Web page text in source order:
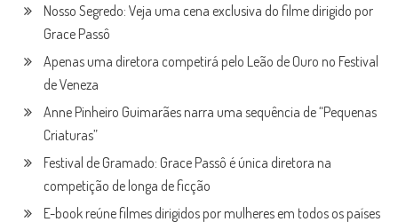
Nosso Segredo: Veja uma cena exclusiva do filme dirigido por
Grace Passô
Apenas uma diretora competirá pelo Leão de Ouro no Festival
de Veneza
Anne Pinheiro Guimarães narra uma sequência de “Pequenas
Criaturas”
Festival de Gramado: Grace Passô é única diretora na
competição de longa de ficção
E-book reúne filmes dirigidos por mulheres em todos os países